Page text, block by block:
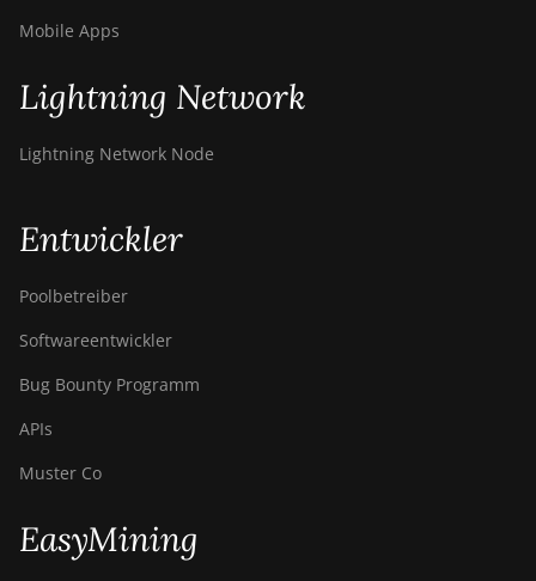
Mobile Apps
Lightning Network
Lightning Network Node
Entwickler
Poolbetreiber
Softwareentwickler
Bug Bounty Programm
APIs
Muster Co
EasyMining